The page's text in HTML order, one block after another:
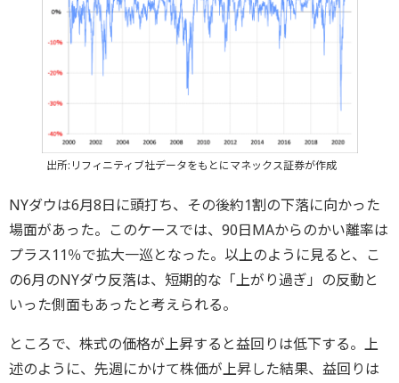
出所:リフィニティブ社データをもとにマネックス証券が作成
NYダウは6月8日に頭打ち、その後約1割の下落に向かった
場面があった。このケースでは、90日MAからのかい離率は
プラス11％で拡大一巡となった。以上のように見ると、こ
の6月のNYダウ反落は、短期的な「上がり過ぎ」の反動と
いった側面もあったと考えられる。
ところで、株式の価格が上昇すると益回りは低下する。上
述のように、先週にかけて株価が上昇した結果、益回りは